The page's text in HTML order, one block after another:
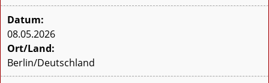
Datum:
08.05.2026
Ort/Land:
Berlin/Deutschland